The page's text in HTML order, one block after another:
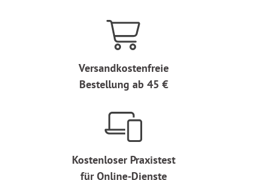
Versandkostenfreie
Bestellung ab 45 €
Kostenloser Praxistest
für Online-Dienste